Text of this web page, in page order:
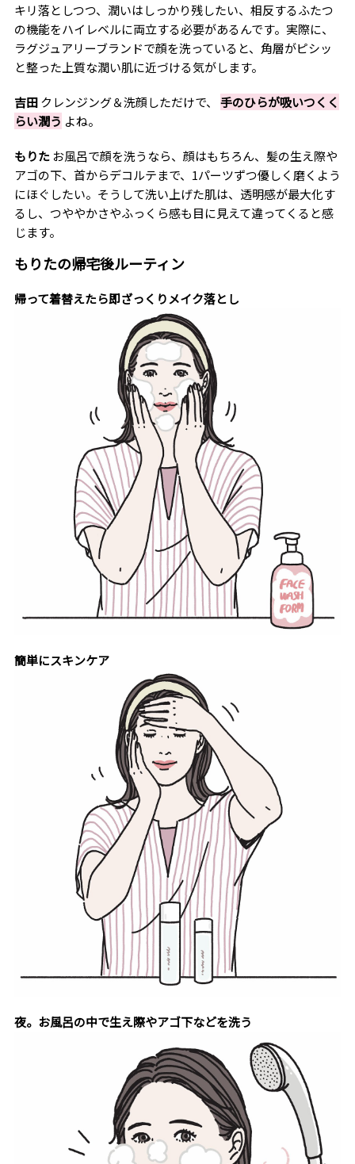
キリ落としつつ、潤いはしっかり残したい、相反するふたつ
の機能をハイレベルに両立する必要があるんです。実際に、
ラグジュアリーブランドで顔を洗っていると、角層がピシッ
と整った上質な潤い肌に近づける気がします。
吉田クレンジング＆洗顔しただけで、 手のひらが吸いつくく
らい潤う よね。
もりたお風呂で顔を洗うなら、顔はもちろん、髪の生え際や
アゴの下、首からデコルテまで、1パーツずつ優しく磨くよう
にほぐしたい。そうして洗い上げた肌は、透明感が最大化す
るし、つややかさやふっくら感も目に見えて違ってくると感
じます。
もりたの帰宅後ルーティン
帰って着替えたら即ざっくりメイク落とし
簡単にスキンケア
夜。お風呂の中で生え際やアゴ下などを洗う